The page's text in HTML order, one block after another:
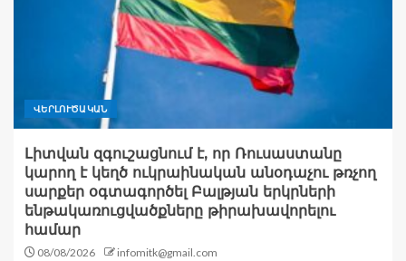
ՎԵՐԼՈՒԾԱԿԱՆ
Լիտվան զգուշացնում է, որ Ռուսաստանը
կարող է կեղծ ուկրաինական անօդաչու թռչող
սարքեր օգտագործել Բալթյան երկրների
ենթակառուցվածքները թիրախավորելու
համար
08/08/2026 infomitk@gmail.com